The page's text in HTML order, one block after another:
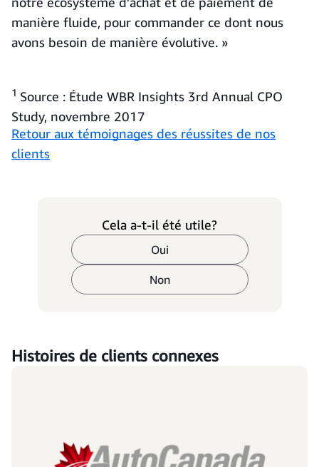
manière fluide, pour commander ce dont nous
avons besoin de manière évolutive. »
1 Source : Étude WBR Insights 3rd Annual CPO
Study, novembre 2017
Retour aux témoignages des réussites de nos
clients
Cela a-t-il été utile?
Oui
Non
Histoires de clients connexes